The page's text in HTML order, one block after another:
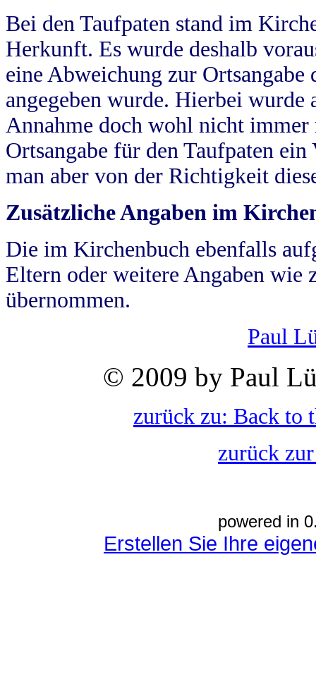
Bei den Taufpaten stand im
Herkunft. Es wurde deshalb
eine Abweichung zur
angegeben wurde. Hierbei wurde
Annahme doch wohl nicht
Ortsangabe für den Taufpaten
man aber von der Richtigkeit
Zusätzliche Angaben im
Die im Kirchenbuch ebenfalls
Eltern oder weitere Angaben wie
übernommen.
Paul
© 2009 by Paul
zurück zu: Back to
zurück
powered in
Erstellen Sie Ihre